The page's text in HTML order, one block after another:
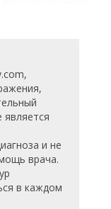
и не
врача.
в каждом